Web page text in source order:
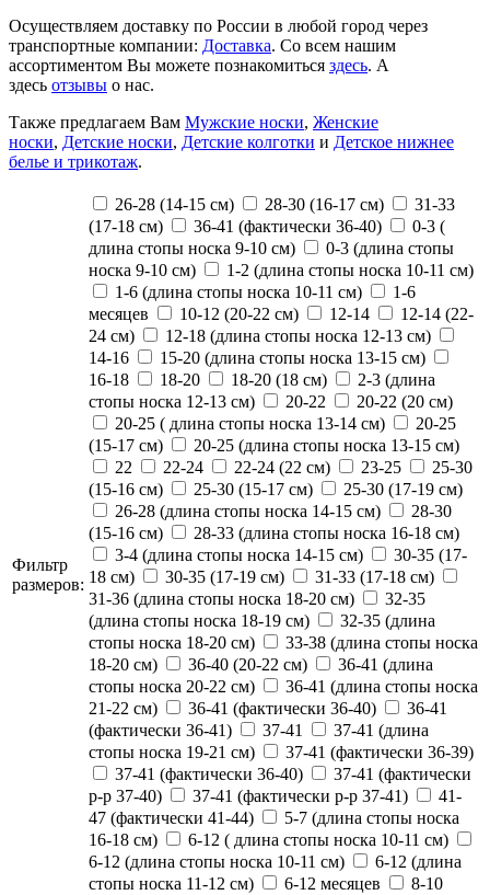
Осуществляем доставку по России в любой город через
транспортные компании: Доставка. Со всем нашим
ассортиментом Вы можете познакомиться здесь. А
здесь отзывы о нас.
Также предлагаем Вам Мужские носки, Женские
носки, Детские носки, Детские колготки и Детское нижнее
белье и трикотаж.
Фильтр
размеров:
26-28 (14-15 см) 28-30 (16-17 см)
31-33
(17-18 см)
36-41 (фактически 36-40)
0-3 (
длина стопы носка 9-10 см)
0-3 (длина стопы
носка 9-10 см)
1-2 (длина стопы носка 10-11 см)
1-6 (длина стопы носка 10-11 см)
1-6
месяцев
10-12 (20-22 см) 12-14
12-14 (22-
24 см)
12-18 (длина стопы носка 12-13 см)
14-16
15-20 (длина стопы носка 13-15 см)
16-18
18-20 18-20 (18 см)
2-3 (длина
стопы носка 12-13 см)
20-22
20-22 (20 см)
20-25 ( длина стопы носка 13-14 см)
20-25
(15-17 см)
20-25 (длина стопы носка 13-15 см)
22
22-24 22-24 (22 см) 23-25
25-30
(15-16 см)
25-30 (15-17 см)
25-30 (17-19 см)
26-28 (длина стопы носка 14-15 см)
28-30
(15-16 см)
28-33 (длина стопы носка 16-18 см)
3-4 (длина стопы носка 14-15 см)
30-35 (17-
18 см)
30-35 (17-19 см)
31-33 (17-18 см)
31-36 (длина стопы носка 18-20 см)
32-35
(длина стопы носка 18-19 см)
32-35 (длина
стопы носка 18-20 см)
33-38 (длина стопы носка
18-20 см)
36-40 (20-22 см)
36-41 (длина
стопы носка 20-22 см)
36-41 (длина стопы носка
21-22 см)
36-41 (фактически 36-40)
36-41
(фактически 36-41)
37-41
37-41 (длина
стопы носка 19-21 см)
37-41 (фактически 36-39)
37-41 (фактически 36-40)
37-41 (фактически
р-р 37-40)
37-41 (фактически р-р 37-41)
41-
47 (фактически 41-44)
5-7 (длина стопы носка
16-18 см)
6-12 ( длина стопы носка 10-11 см)
6-12 (длина стопы носка 10-11 см)
6-12 (длина
стопы носка 11-12 см)
6-12 месяцев
8-10